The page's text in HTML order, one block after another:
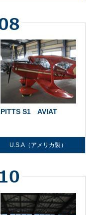
PITTS S1 AVIAT
U.S.A（アメリカ製）